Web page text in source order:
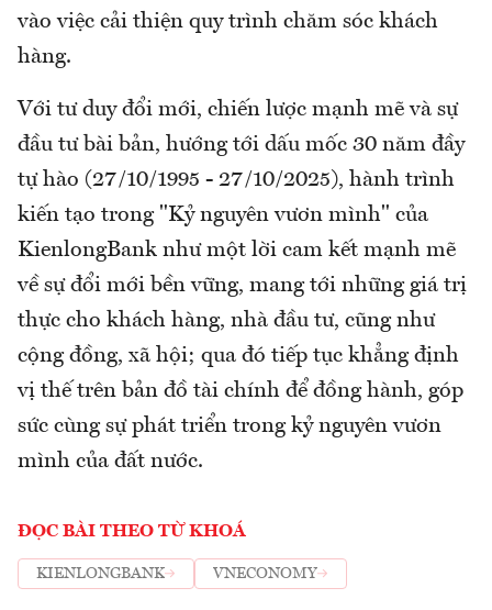
vào việc cải thiện quy trình chăm sóc khách
hàng.
Với tư duy đổi mới, chiến lược mạnh mẽ và sự
đầu tư bài bản, hướng tới dấu mốc 30 năm đầy
tự hào (27/10/1995 - 27/10/2025), hành trình
kiến tạo trong "Kỷ nguyên vươn mình" của
KienlongBank như một lời cam kết mạnh mẽ
về sự đổi mới bền vững, mang tới những giá trị
thực cho khách hàng, nhà đầu tư, cũng như
cộng đồng, xã hội; qua đó tiếp tục khẳng định
vị thế trên bản đồ tài chính để đồng hành, góp
sức cùng sự phát triển trong kỷ nguyên vươn
mình của đất nước.
ĐỌC BÀI THEO TỪ KHOÁ
KIENLONGBANK VNECONOMY